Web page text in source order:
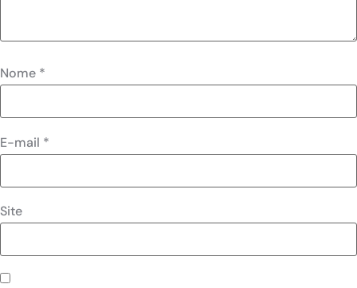
Nome *
E-mail *
Site